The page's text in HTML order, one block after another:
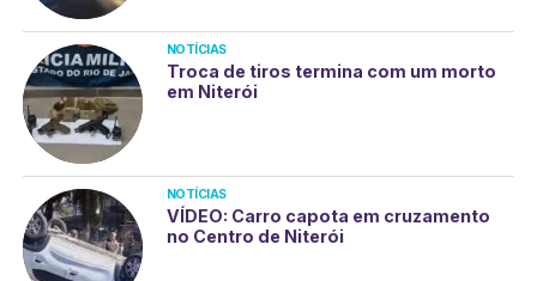
NOTÍCIAS
Troca de tiros termina com um morto
em Niterói
NOTÍCIAS
VÍDEO: Carro capota em cruzamento
no Centro de Niterói